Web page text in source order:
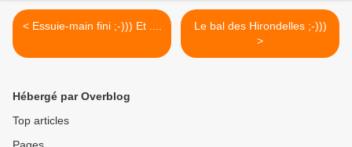
< Essuie-main fini ;-))) Et ....
Le bal des Hirondelles ;-)))
>
Hébergé par Overblog
Top articles